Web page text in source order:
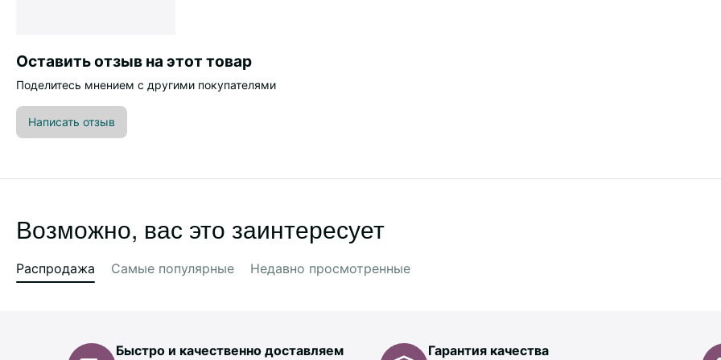
Оставить отзыв на этот товар
Поделитесь мнением с другими покупателями
Написать отзыв
Возможно, вас это заинтересует
Распродажа Самые популярные Недавно просмотренные
Быстро и качественно доставляем Гарантия качества